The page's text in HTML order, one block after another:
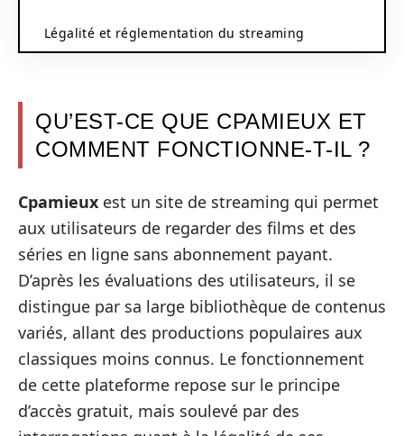
Légalité et réglementation du streaming
QU’EST-CE QUE CPAMIEUX ET
COMMENT FONCTIONNE-T-IL ?
Cpamieux est un site de streaming qui permet
aux utilisateurs de regarder des films et des
séries en ligne sans abonnement payant.
D’après les évaluations des utilisateurs, il se
distingue par sa large bibliothèque de contenus
variés, allant des productions populaires aux
classiques moins connus. Le fonctionnement
de cette plateforme repose sur le principe
d’accès gratuit, mais soulevé par des